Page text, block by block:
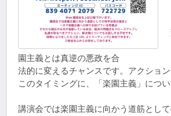
園主義とは真逆の悪政を合
法的に変えるチャンスです。アクショ
このタイミングに、「楽園主義」につ
講演会では楽園主義に向かう道筋とし